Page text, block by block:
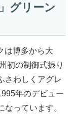
グリーン
は博多から大
初の制御式振り
さわしくアグレ
年のデビュー
っています。